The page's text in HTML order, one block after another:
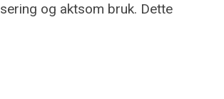
og aktsom bruk. Dette